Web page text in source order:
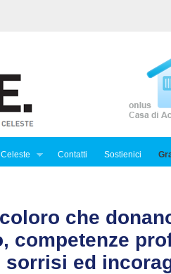
Contatti Sostienici
che
competenze
sorrisi ed